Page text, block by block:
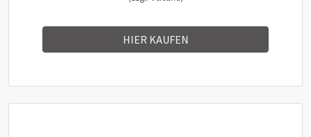
HIER KAUFEN